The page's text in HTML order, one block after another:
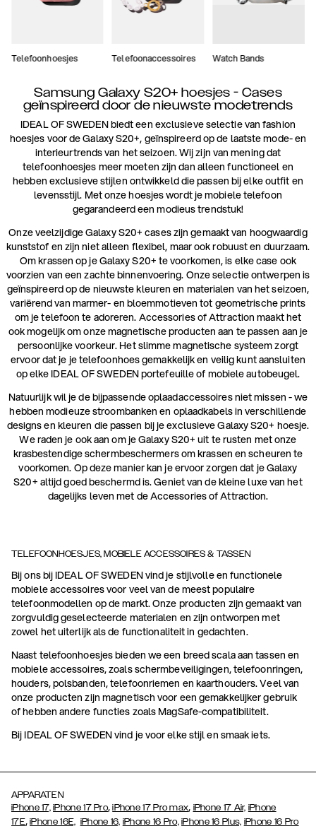
Telefoonhoesjes Telefoonaccessoires Watch Bands
Samsung Galaxy S20+ hoesjes - Cases
geïnspireerd door de nieuwste modetrends
IDEAL OF SWEDEN biedt een exclusieve selectie van fashion
hoesjes voor de Galaxy S20+, geïnspireerd op de laatste mode- en
interieurtrends van het seizoen. Wij zijn van mening dat
telefoonhoesjes meer moeten zijn dan alleen functioneel en
hebben exclusieve stijlen ontwikkeld die passen bij elke outfit en
levensstijl. Met onze hoesjes wordt je mobiele telefoon
gegarandeerd een modieus trendstuk!
Onze veelzijdige Galaxy S20+ cases zijn gemaakt van hoogwaardig
kunststof en zijn niet alleen flexibel, maar ook robuust en duurzaam.
Om krassen op je Galaxy S20+ te voorkomen, is elke case ook
voorzien van een zachte binnenvoering. Onze selectie ontwerpen is
geïnspireerd op de nieuwste kleuren en materialen van het seizoen,
variërend van marmer- en bloemmotieven tot geometrische prints
om je telefoon te adoreren. Accessories of Attraction maakt het
ook mogelijk om onze magnetische producten aan te passen aan je
persoonlijke voorkeur. Het slimme magnetische systeem zorgt
ervoor dat je je telefoonhoes gemakkelijk en veilig kunt aansluiten
op elke IDEAL OF SWEDEN portefeuille of mobiele autobeugel.
Natuurlijk wil je de bijpassende oplaadaccessoires niet missen - we
hebben modieuze stroombanken en oplaadkabels in verschillende
designs en kleuren die passen bij je exclusieve Galaxy S20+ hoesje.
We raden je ook aan om je Galaxy S20+ uit te rusten met onze
krasbestendige schermbeschermers om krassen en scheuren te
voorkomen. Op deze manier kan je ervoor zorgen dat je Galaxy
S20+ altijd goed beschermd is. Geniet van de kleine luxe van het
dagelijks leven met de Accessories of Attraction.
TELEFOONHOESJES, MOBIELE ACCESSOIRES & TASSEN
Bij ons bij IDEAL OF SWEDEN vind je stijlvolle en functionele
mobiele accessoires voor veel van de meest populaire
telefoonmodellen op de markt. Onze producten zijn gemaakt van
zorgvuldig geselecteerde materialen en zijn ontworpen met
zowel het uiterlijk als de functionaliteit in gedachten.
Naast telefoonhoesjes bieden we een breed scala aan tassen en
mobiele accessoires, zoals schermbeveiligingen, telefoonringen,
houders, polsbanden, telefoonriemen en kaarthouders. Veel van
onze producten zijn magnetisch voor een gemakkelijker gebruik
of hebben andere functies zoals MagSafe-compatibiliteit.
Bij IDEAL OF SWEDEN vind je voor elke stijl en smaak iets.
APPARATEN
iPhone 17, iPhone 17 Pro,iPhone 17 Pro max, iPhone 17 Air, iPhone
17E,iPhone 16E, iPhone 16, iPhone 16 Pro, iPhone 16 Plus, iPhone 16 Pro